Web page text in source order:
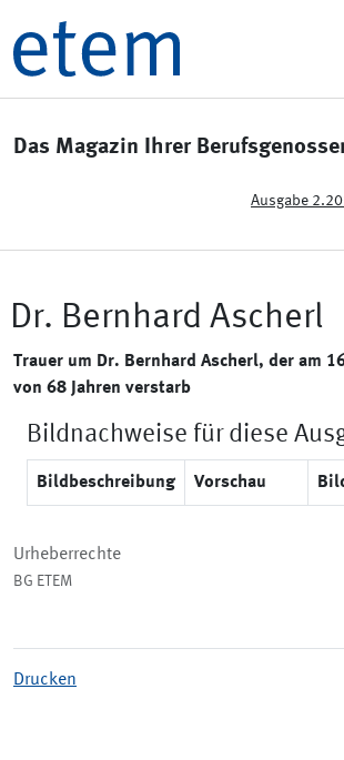
Das Magazin Ihrer
Ausgabe
Dr. Bernhard Ascherl
Trauer um Dr. Bernhard Ascherl, der am
von 68 Jahren verstarb
Bildnachweise für diese
Bildbeschreibung Vorschau
Urheberrechte
BG ETEM
Drucken